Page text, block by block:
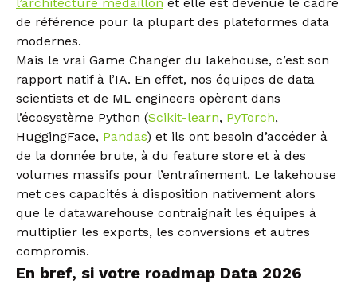
l’architecture médaillon et elle est devenue le cadre
de référence pour la plupart des plateformes data
modernes.
Mais le vrai Game Changer du lakehouse, c’est son
rapport natif à l’IA. En effet, nos équipes de data
scientists et de ML engineers opèrent dans
l’écosystème Python (Scikit-learn, PyTorch,
HuggingFace, Pandas) et ils ont besoin d’accéder à
de la donnée brute, à du feature store et à des
volumes massifs pour l’entraînement. Le lakehouse
met ces capacités à disposition nativement alors
que le datawarehouse contraignait les équipes à
multiplier les exports, les conversions et autres
compromis.
En bref, si votre roadmap Data 2026